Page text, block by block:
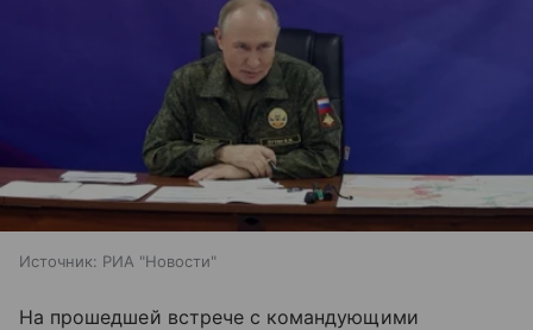
Источник: РИА "Новости"
На прошедшей встрече с командующими